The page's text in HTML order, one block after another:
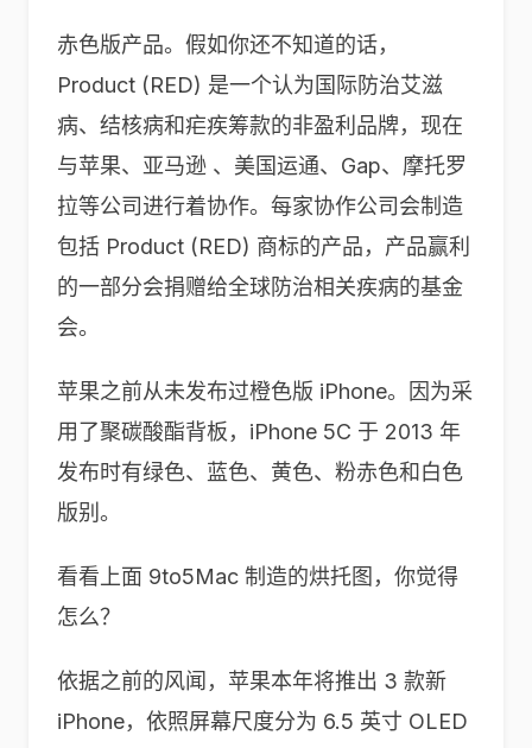
赤色版产品。假如你还不知道的话，
Product (RED) 是一个认为国际防治艾滋
病、结核病和疟疾筹款的非盈利品牌，现在
与苹果、亚马逊 、美国运通、Gap、摩托罗
拉等公司进行着协作。每家协作公司会制造
包括 Product (RED) 商标的产品，产品赢利
的一部分会捐赠给全球防治相关疾病的基金
会。
苹果之前从未发布过橙色版 iPhone。因为采
用了聚碳酸酯背板，iPhone 5C 于 2013 年
发布时有绿色、蓝色、黄色、粉赤色和白色
版别。
看看上面 9to5Mac 制造的烘托图，你觉得
怎么？
依据之前的风闻，苹果本年将推出 3 款新
iPhone，依照屏幕尺度分为 6.5 英寸 OLED